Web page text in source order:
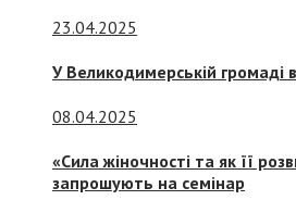
23.04.2025
У Великодимерській громаді
08.04.2025
«Сила жіночності та як її
запрошують на семінар